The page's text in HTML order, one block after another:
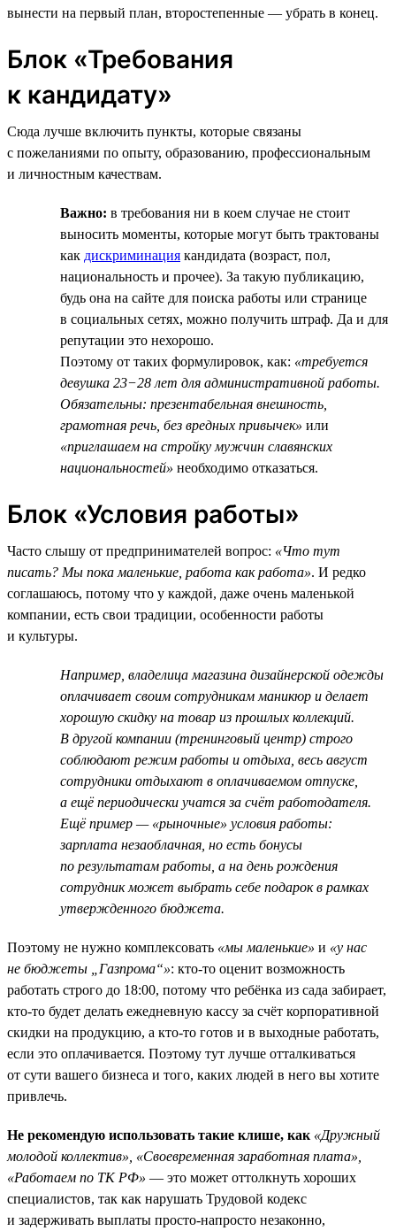
вынести на первый план, второстепенные — убрать в конец.
Блок «Требования
к кандидату»
Сюда лучше включить пункты, которые связаны
с пожеланиями по опыту, образованию, профессиональным
и личностным качествам.
Важно: в требования ни в коем случае не стоит
выносить моменты, которые могут быть трактованы
как дискриминация кандидата (возраст, пол,
национальность и прочее). За такую публикацию,
будь она на сайте для поиска работы или странице
в социальных сетях, можно получить штраф. Да и для
репутации это нехорошо.
Поэтому от таких формулировок, как: «требуется
девушка 23−28 лет для административной работы.
Обязательны: презентабельная внешность,
грамотная речь, без вредных привычек» или
«приглашаем на стройку мужчин славянских
национальностей» необходимо отказаться.
Блок «Условия работы»
Часто слышу от предпринимателей вопрос: «Что тут
писать? Мы пока маленькие, работа как работа». И редко
соглашаюсь, потому что у каждой, даже очень маленькой
компании, есть свои традиции, особенности работы
и культуры.
Например, владелица магазина дизайнерской одежды
оплачивает своим сотрудникам маникюр и делает
хорошую скидку на товар из прошлых коллекций.
В другой компании (тренинговый центр) строго
соблюдают режим работы и отдыха, весь август
сотрудники отдыхают в оплачиваемом отпуске,
а ещё периодически учатся за счёт работодателя.
Ещё пример — «рыночные» условия работы:
зарплата незаоблачная, но есть бонусы
по результатам работы, а на день рождения
сотрудник может выбрать себе подарок в рамках
утвержденного бюджета.
Поэтому не нужно комплексовать «мы маленькие» и «у нас
не бюджеты „Газпрома“»: кто-то оценит возможность
работать строго до 18:00, потому что ребёнка из сада забирает,
кто-то будет делать ежедневную кассу за счёт корпоративной
скидки на продукцию, а кто-то готов и в выходные работать,
если это оплачивается. Поэтому тут лучше отталкиваться
от сути вашего бизнеса и того, каких людей в него вы хотите
привлечь.
Не рекомендую использовать такие клише, как «Дружный
молодой коллектив», «Своевременная заработная плата»,
«Работаем по ТК РФ» — это может оттолкнуть хороших
специалистов, так как нарушать Трудовой кодекс
и задерживать выплаты просто-напросто незаконно,